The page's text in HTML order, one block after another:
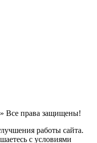
Все права защищены!
работы сайта.
с условиями